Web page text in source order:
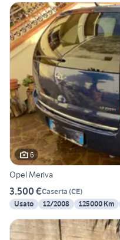
6
Opel Meriva
3.500 €Caserta (CE)
Usato
12/2008 125000 Km